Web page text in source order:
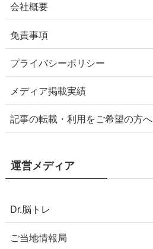
会社概要
免責事項
プライバシーポリシー
メディア掲載実績
記事の転載・利用をご希望の方へ
運営メディア
Dr.脳トレ
ご当地情報局